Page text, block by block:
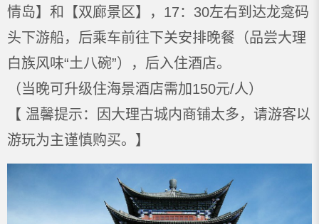
情岛】和【双廊景区】，17：30左右到达龙龛码
头下游船，后乘车前往下关安排晚餐（品尝大理
白族风味“土八碗”），后入住酒店。
（当晚可升级住海景酒店需加150元/人）
【 温馨提示：因大理古城内商铺太多，请游客以
游玩为主谨慎购买。】